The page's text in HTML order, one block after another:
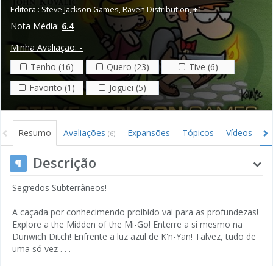
Editora : Steve Jackson Games,Raven Distribution,+1
Nota Média: 6.4
Minha Avaliação: -
Tenho (16)
Quero (23)
Tive (6)
Favorito (1)
Joguei (5)
Resumo Avaliações (6) Expansões Tópicos Vídeos
Descrição
Segredos Subterrâneos!
A caçada por conhecimendo proibido vai para as profundezas!
Explore a the Midden of the Mi-Go! Enterre a si mesmo na
Dunwich Ditch! Enfrente a luz azul de K'n-Yan! Talvez, tudo de
uma só vez . . .